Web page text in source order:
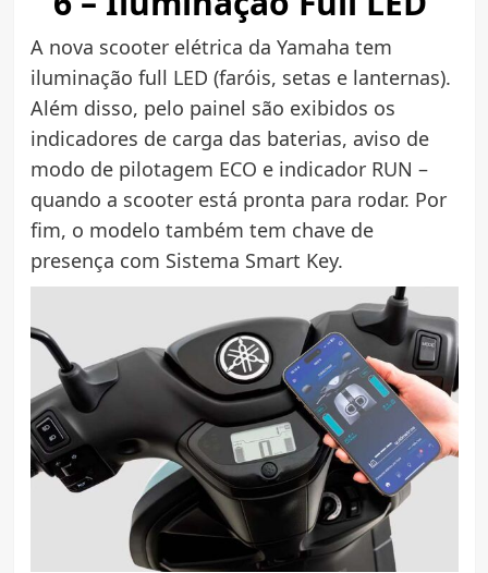
A nova scooter elétrica da Yamaha tem
iluminação full LED (faróis, setas e lanternas).
Além disso, pelo painel são exibidos os
indicadores de carga das baterias, aviso de
modo de pilotagem ECO e indicador RUN –
quando a scooter está pronta para rodar. Por
fim, o modelo também tem chave de
presença com Sistema Smart Key.